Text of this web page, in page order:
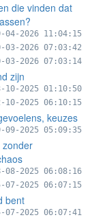
die vinden dat
04-2026 11:04:15
03-2026 07:03:42
03-2026 07:03:14
zijn
10-2025 01:10:50
10-2025 06:10:15
keuzes
09-2025 05:09:35
zonder
08-2025 06:08:16
07-2025 06:07:15
bent
07-2025 06:07:41